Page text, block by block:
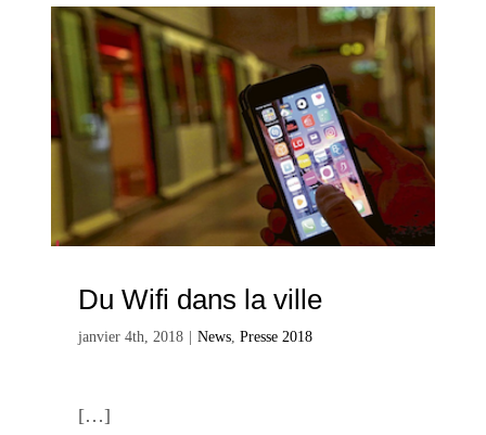
Du Wifi dans la ville
janvier 4th, 2018 News, Presse 2018
[…]